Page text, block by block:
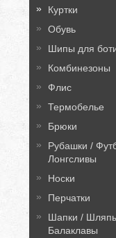
Куртки
Обувь
Шипы для
Комбинезоны
Флис
Термобелье
Брюки
Рубашки /
Лонгсливы
Носки
Перчатки
Шапки /
Балаклавы